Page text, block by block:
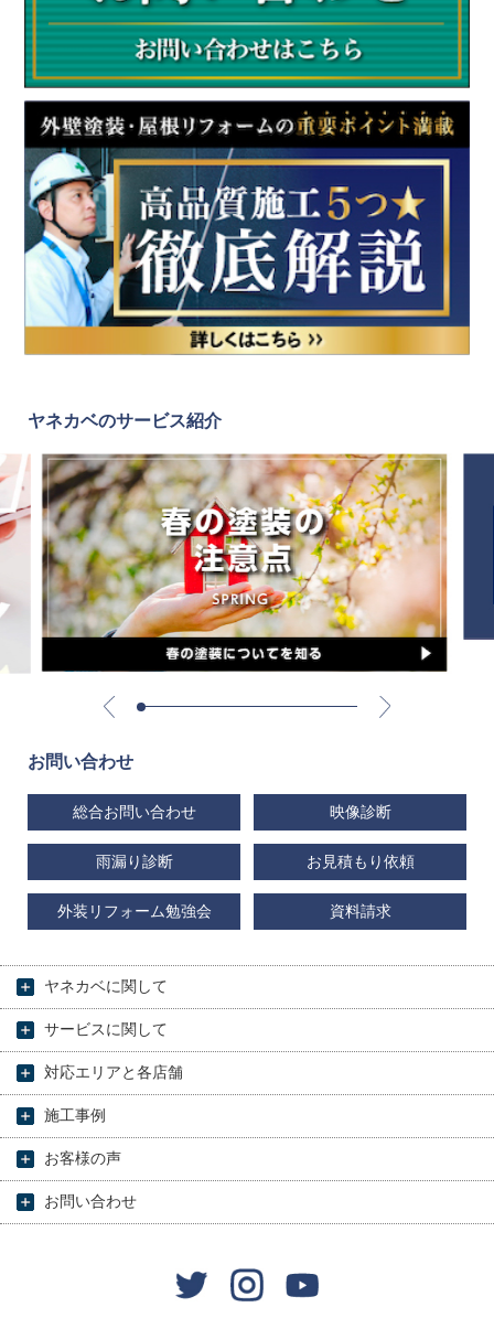
ヤネカベのサービス紹介
お問い合わせ
総合お問い合わせ 映像診断
雨漏り診断 お見積もり依頼
外装リフォーム勉強会 資料請求
ヤネカベに関して
サービスに関して
対応エリアと各店舗
施工事例
お客様の声
お問い合わせ